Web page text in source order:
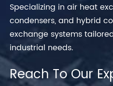
Specializing in air heat
condensers, and hybrid
exchange systems
industrial needs.
Reach To Our